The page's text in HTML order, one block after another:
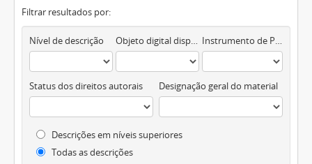
Filtrar resultados por:
Nível de descrição Objeto digital disponível Instrumento de Pesquisa
Status dos direitos autorais Designação geral do material
Descrições em níveis superiores
Todas as descrições